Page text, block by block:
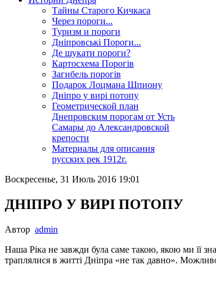
Тайны Старого Кичкаса
Через пороги...
Туризм и пороги
Дніпровські Пороги...
Де шукати пороги?
Картосхема Порогів
Загибель порогів
Подарок Лоцмана Шпиону
Дніпро у вирі потопу
Геометрической план
Днепровским порогам от Усть
Самары до Александровской
крепости
Материалы для описания
русских рек 1912г.
Воскресенье, 31 Июль 2016 19:01
ДНІПРО У ВИРІ ПОТОПУ
Автор admin
Наша Ріка не завжди була саме такою, якою ми її
траплялися в житті Дніпра «не так давно».